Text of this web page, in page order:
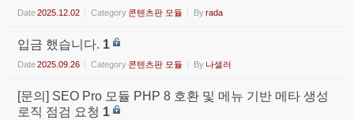
Date2025.12.02 Category 콘텐츠판 모듈 Byrada
입금 했습니다. 1
Date2025.09.26 Category 콘텐츠판 모듈 By 나셀러
[문의] SEO Pro 모듈 PHP 8 호환 및 메뉴 기반 메타 생성
로직 점검 요청 1